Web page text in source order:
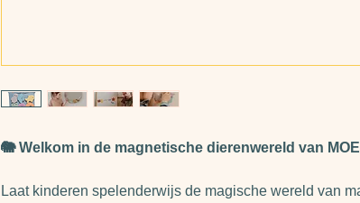
🐘 Welkom in de magnetische dierenwereld van
Laat kinderen spelenderwijs de magische wereld van